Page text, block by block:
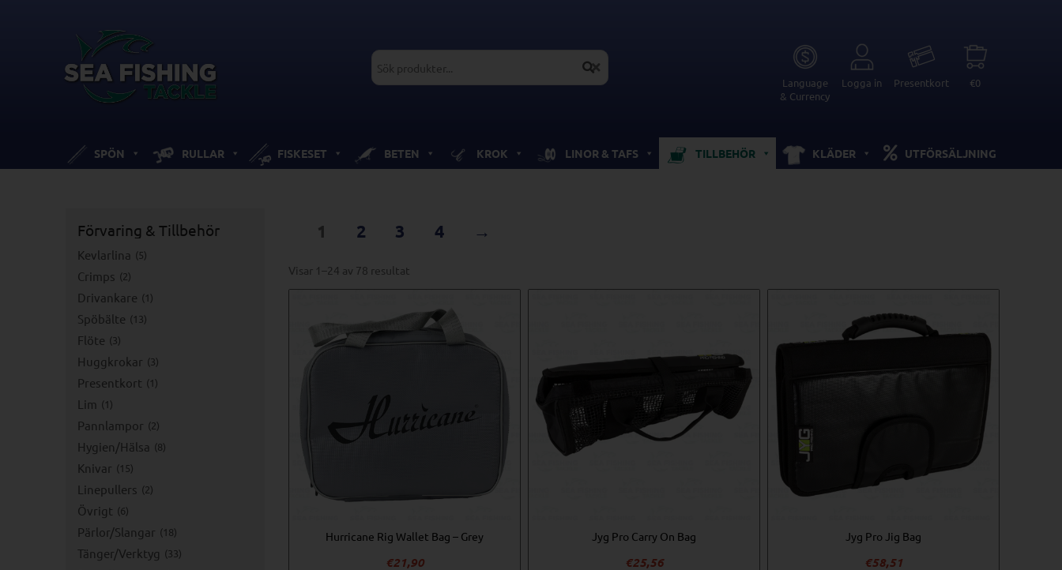
Language
& Currency
Logga in Presentkort €0
SPÖN RULLAR FISKESET BETEN KROK LINOR & TAFS TILLBEHÖR KLÄDER UTFÖRSÄLJNING
1 2 3 4 →
Visar 1–24 av 78 resultat
Hurricane Rig Wallet Bag – Grey
€21,90
Jyg Pro Carry On Bag
€25,56
Jyg Pro Jig Bag
€58,51
Förvaring & Tillbehör
Kevlarlina 5
Crimps 2
Drivankare 1
Spöbälte 13
Flöte 3
Huggkrokar 3
Presentkort 1
Lim 1
Pannlampor 2
Hygien/Hälsa 8
Knivar 15
Linepullers 2
Övrigt 6
Pärlor/Slangar 18
Tänger/Verktyg 33